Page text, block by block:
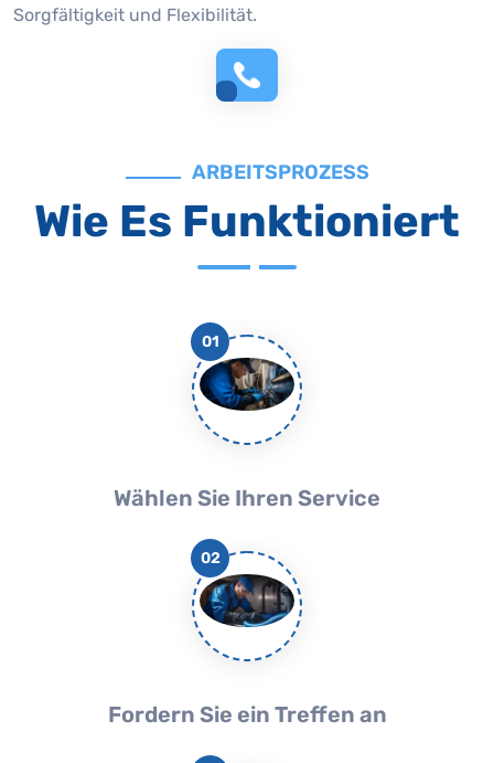
Sorgfältigkeit und Flexibilität.
ARBEITSPROZESS
Wie Es Funktioniert
01
Wählen Sie Ihren Service
02
Fordern Sie ein Treffen an